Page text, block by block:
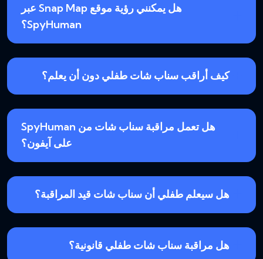
هل يمكنني رؤية موقع Snap Map عبر
SpyHuman؟
كيف أراقب سناب شات طفلي دون أن يعلم؟
هل تعمل مراقبة سناب شات من SpyHuman
على آيفون؟
هل سيعلم طفلي أن سناب شات قيد المراقبة؟
هل مراقبة سناب شات طفلي قانونية؟